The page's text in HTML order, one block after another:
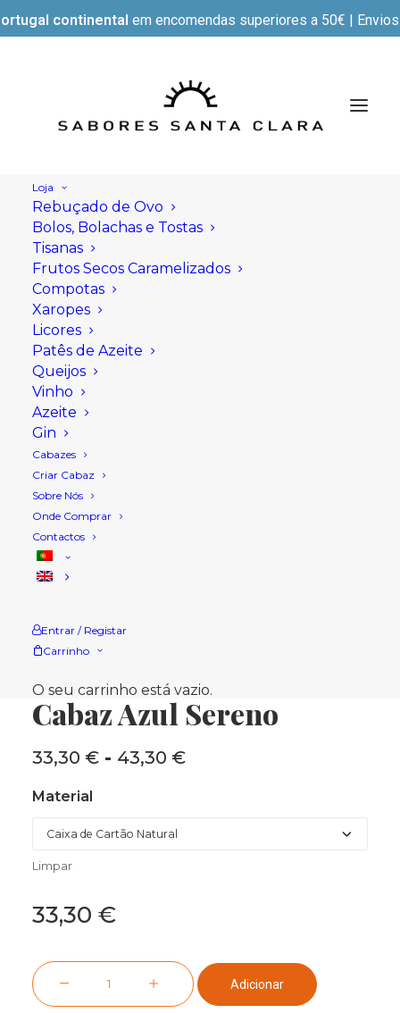
continental em encomendas superiores a 50€ |
Loja
Rebuçado de Ovo
Bolos, Bolachas e Tostas
Tisanas
Frutos Secos Caramelizados
Compotas
Xaropes
Licores
Patês de Azeite
Queijos
Vinho
Azeite
Gin
Cabazes
Criar Cabaz
Sobre Nós
Onde Comprar
Contactos
Entrar / Registar
Carrinho
O seu carrinho está vazio.
Cabaz Azul Sereno
33,30 € - 43,30 €
Material
Limpar
33,30 €
Quantidade
de
Adicionar